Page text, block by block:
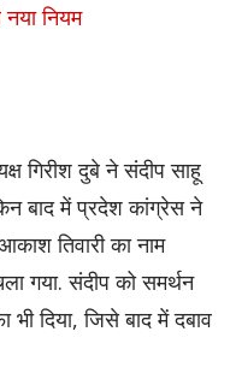
नियम
गिरीश दुबे ने संदीप साहू
बाद में प्रदेश कांग्रेस ने
तिवारी का नाम
गया. संदीप को समर्थन
भी दिया, जिसे बाद में दबाव